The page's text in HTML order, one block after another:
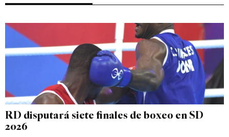
RD disputará siete finales de boxeo en SD
2026